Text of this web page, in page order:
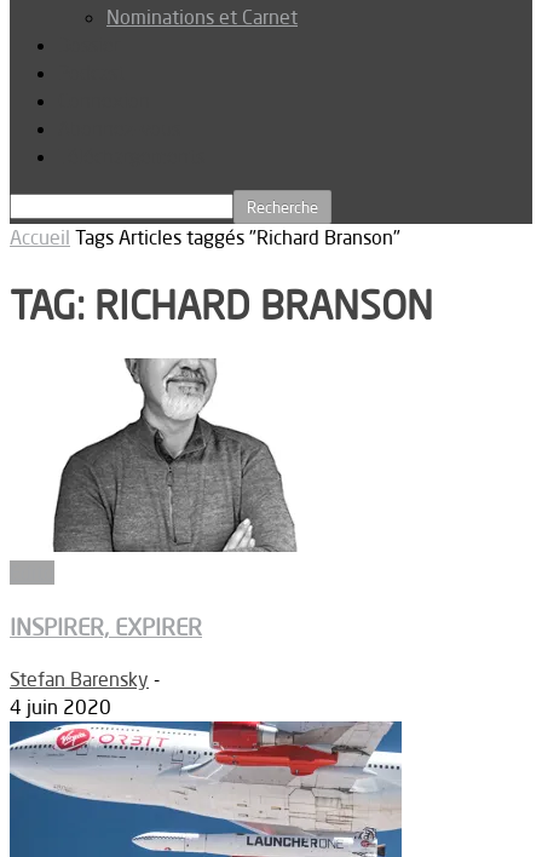
Nominations et Carnet
Accueil Tags Articles taggés "Richard Branson"
TAG: RICHARD BRANSON
INSPIRER, EXPIRER
Stefan Barensky -
4 juin 2020